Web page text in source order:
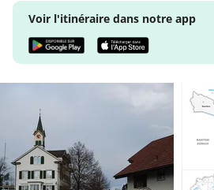
Voir l'itinéraire dans notre app